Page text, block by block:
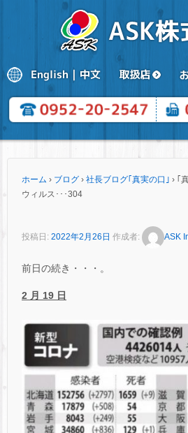
ホーム › ブログ › 社長ブログ｢真実の口｣ › ｢
ウィルス･･･304
投稿日: 2022年2月26日 作成者: ASK
前日の続き・・・。
2 月 19 日